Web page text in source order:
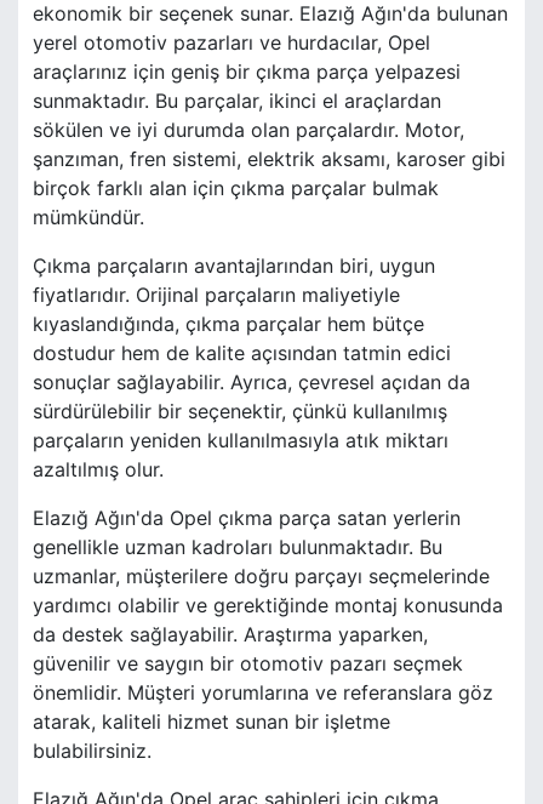
ekonomik bir seçenek sunar. Elazığ Ağın'da bulunan
yerel otomotiv pazarları ve hurdacılar, Opel
araçlarınız için geniş bir çıkma parça yelpazesi
sunmaktadır. Bu parçalar, ikinci el araçlardan
sökülen ve iyi durumda olan parçalardır. Motor,
şanzıman, fren sistemi, elektrik aksamı, karoser gibi
birçok farklı alan için çıkma parçalar bulmak
mümkündür.
Çıkma parçaların avantajlarından biri, uygun
fiyatlarıdır. Orijinal parçaların maliyetiyle
kıyaslandığında, çıkma parçalar hem bütçe
dostudur hem de kalite açısından tatmin edici
sonuçlar sağlayabilir. Ayrıca, çevresel açıdan da
sürdürülebilir bir seçenektir, çünkü kullanılmış
parçaların yeniden kullanılmasıyla atık miktarı
azaltılmış olur.
Elazığ Ağın'da Opel çıkma parça satan yerlerin
genellikle uzman kadroları bulunmaktadır. Bu
uzmanlar, müşterilere doğru parçayı seçmelerinde
yardımcı olabilir ve gerektiğinde montaj konusunda
da destek sağlayabilir. Araştırma yaparken,
güvenilir ve saygın bir otomotiv pazarı seçmek
önemlidir. Müşteri yorumlarına ve referanslara göz
atarak, kaliteli hizmet sunan bir işletme
bulabilirsiniz.